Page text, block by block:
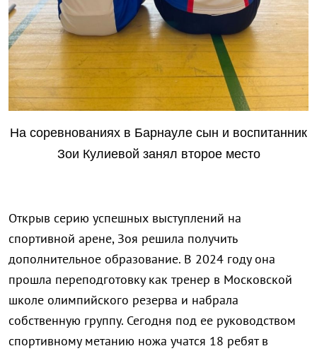
На соревнованиях в Барнауле сын и воспитанник
Зои Кулиевой занял второе место
Открыв серию успешных выступлений на
спортивной арене, Зоя решила получить
дополнительное образование. В 2024 году она
прошла переподготовку как тренер в Московской
школе олимпийского резерва и набрала
собственную группу. Сегодня под ее руководством
спортивному метанию ножа учатся 18 ребят в